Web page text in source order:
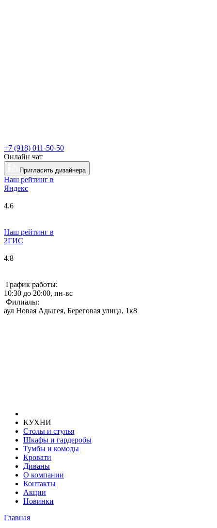
+7 (918) 011-50-50
Онлайн чат
Пригласить дизайнера
Наш рейтинг в
Яндекс
4.6
Наш рейтинг в
2ГИС
4.8
График работы:
10:30 до 20:00, пн-вс
Филиалы:
аул Новая Адыгея, Береговая улица, 1к8
КУХНИ
Столы и стулья
Шкафы и гардеробы
Тумбы и комоды
Кровати
Диваны
О компании
Контакты
Акции
Новинки
Главная